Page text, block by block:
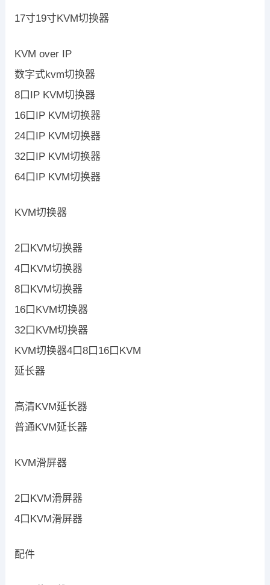
17寸19寸KVM切换器
KVM over IP
数字式kvm切换器
8口IP KVM切换器
16口IP KVM切换器
24口IP KVM切换器
32口IP KVM切换器
64口IP KVM切换器
KVM切换器
2口KVM切换器
4口KVM切换器
8口KVM切换器
16口KVM切换器
32口KVM切换器
KVM切换器4口8口16口KVM
延长器
高清KVM延长器
普通KVM延长器
KVM滑屏器
2口KVM滑屏器
4口KVM滑屏器
配件